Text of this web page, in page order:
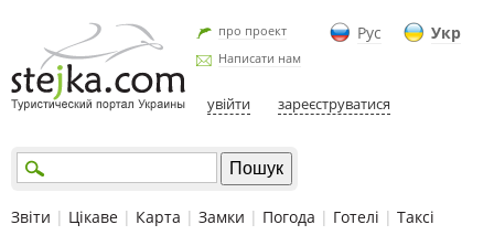
Рус Укр
про проект
Написати нам
увійти зареєструватися
Звіти | Цікаве | Карта | Замки | Погода | Готелі | Таксі